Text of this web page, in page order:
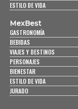
ESTILO DE VIDA
MexBest
GASTRONOMÍA
BEBIDAS
VIAJES Y DESTINOS
PERSONAJES
BIENESTAR
ESTILO DE VIDA
JURADO